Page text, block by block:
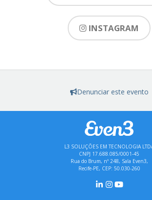
INSTAGRAM
Denunciar este evento
L3 SOLUÇÕES EM TECNOLOGIA
CNPJ 17.688.085/0001-45
Rua do Brum, nº 248, Sala Even3,
Recife-PE, CEP: 50.030-260